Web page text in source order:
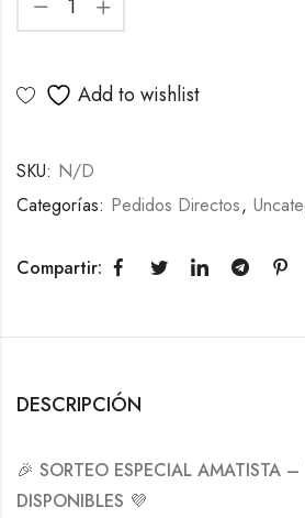
Add to wishlist
SKU: N/D
Categorías: Pedidos Directos,
Compartir:
DESCRIPCIÓN
🎉 SORTEO ESPECIAL AMATISTA
DISPONIBLES 💜